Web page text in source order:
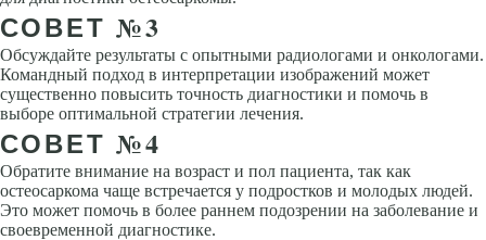
СОВЕТ №3
Обсуждайте результаты с опытными радиологами и онкологами.
Командный подход в интерпретации изображений может
существенно повысить точность диагностики и помочь в
выборе оптимальной стратегии лечения.
СОВЕТ №4
Обратите внимание на возраст и пол пациента, так как
остеосаркома чаще встречается у подростков и молодых людей.
Это может помочь в более раннем подозрении на заболевание и
своевременной диагностике.